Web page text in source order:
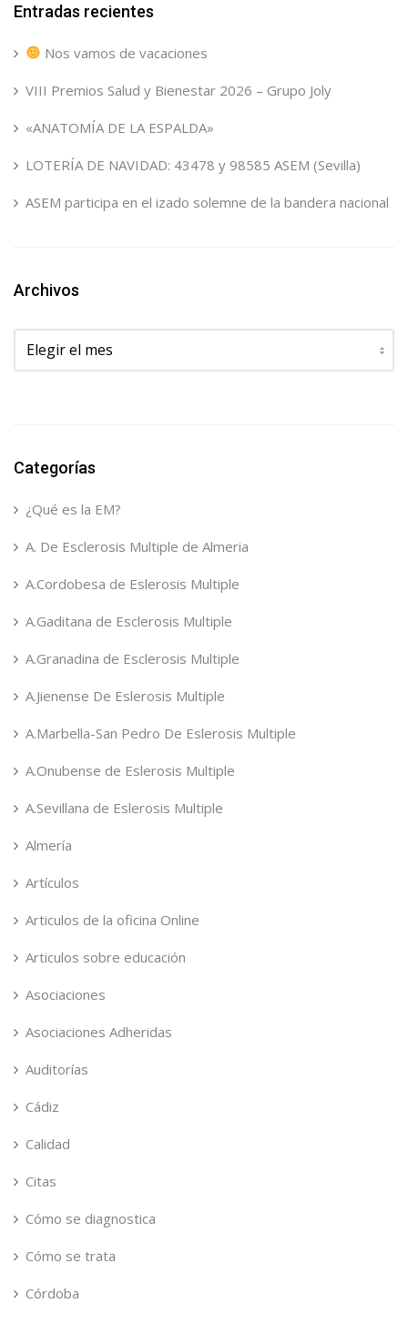
Entradas recientes
Nos vamos de vacaciones
VIII Premios Salud y Bienestar 2026 – Grupo Joly
«ANATOMÍA DE LA ESPALDA»
LOTERÍA DE NAVIDAD: 43478 y 98585 ASEM (Sevilla)
ASEM participa en el izado solemne de la bandera nacional
Archivos
Archivos
Categorías
¿Qué es la EM?
A. De Esclerosis Multiple de Almeria
A.Cordobesa de Eslerosis Multiple
A.Gaditana de Esclerosis Multiple
A.Granadina de Esclerosis Multiple
A.Jienense De Eslerosis Multiple
A.Marbella-San Pedro De Eslerosis Multiple
A.Onubense de Eslerosis Multiple
A.Sevillana de Eslerosis Multiple
Almería
Artículos
Articulos de la oficina Online
Articulos sobre educación
Asociaciones
Asociaciones Adheridas
Auditorías
Cádiz
Calidad
Citas
Cómo se diagnostica
Cómo se trata
Córdoba